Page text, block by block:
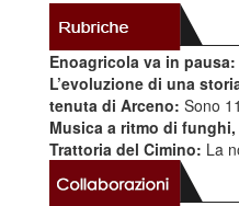
Enoagricola va in pausa:
L’evoluzione di una
tenuta di Arceno: Sono
Musica a ritmo di
Trattoria del Cimino: La